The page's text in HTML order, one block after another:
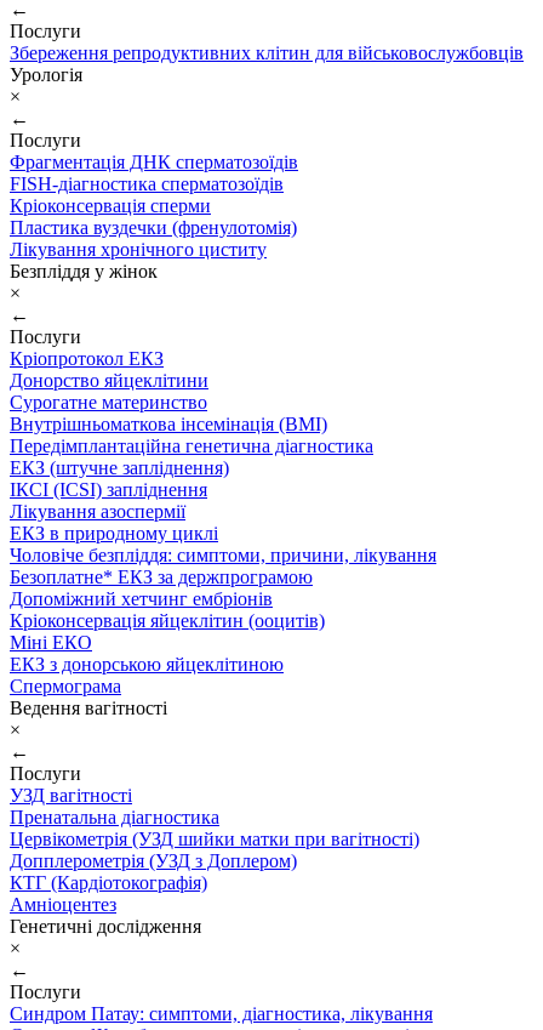
←
Послуги
Збереження репродуктивних клітин для військовослужбовців
Урологія
×
←
Послуги
Фрагментація ДНК сперматозоїдів
FISH-діагностика сперматозоїдів
Кріоконсервація сперми
Пластика вуздечки (френулотомія)
Лікування хронічного циститу
Безпліддя у жінок
×
←
Послуги
Кріопротокол ЕКЗ
Донорство яйцеклітини
Сурогатне материнство
Внутрішньоматкова інсемінація (ВМІ)
Передімплантаційна генетична діагностика
ЕКЗ (штучне запліднення)
ІКСІ (ICSI) запліднення
Лікування азоспермії
ЕКЗ в природному циклі
Чоловіче безпліддя: симптоми, причини, лікування
Безоплатне* ЕКЗ за держпрограмою
Допоміжний хетчинг ембріонів
Кріоконсервація яйцеклітин (ооцитів)
Міні ЕКО
ЕКЗ з донорською яйцеклітиною
Спермограма
Ведення вагітності
×
←
Послуги
УЗД вагітності
Пренатальна діагностика
Цервікометрія (УЗД шийки матки при вагітності)
Допплерометрія (УЗД з Доплером)
КТГ (Кардіотокографія)
Амніоцентез
Генетичні дослідження
×
←
Послуги
Синдром Патау: симптоми, дiагностика, лiкування